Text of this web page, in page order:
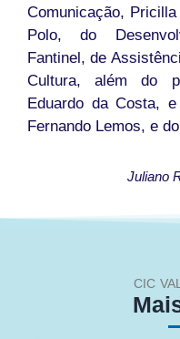
Comunicação,
Polo, do
Fantinel, de
Cultura, além do
Eduardo da Costa,
Fernando Lemos, e
Juliano
CIC